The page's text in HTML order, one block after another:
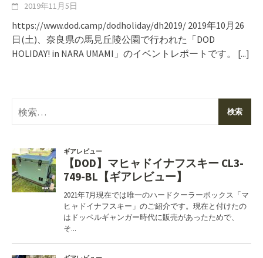
2019年11月5日
https://www.dod.camp/dodholiday/dh2019/ 2019年10月26
日(土)、奈良県の馬見丘陵公園で行われた「DOD
HOLIDAY! in NARA UMAMI」のイベントレポートです。 [...]
検
索: